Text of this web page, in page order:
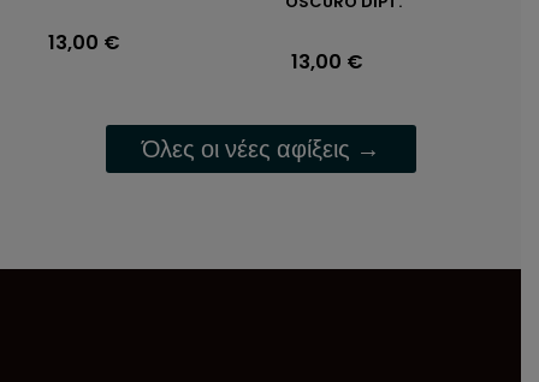
13,00 €
13,00 €
Όλες οι νέες αφίξεις →